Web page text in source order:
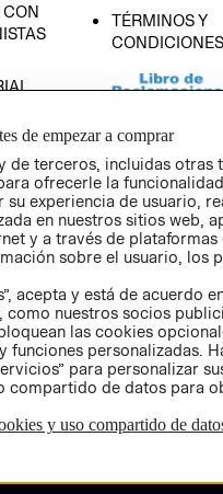
TÉRMINOS Y
CONDICIONES
AVISO DE
PRIVACIDAD
GIFT CARD
de empezar a comprar
de terceros, incluidas otras
ofrecerle la
experiencia de usuario,
en nuestros sitios web,
y a través de plataformas
sobre el usuario, los
acepta y está de acuerdo
como nuestros socios
las cookies
funciones personalizadas.
para personalizar
compartido de datos para
y uso compartido de